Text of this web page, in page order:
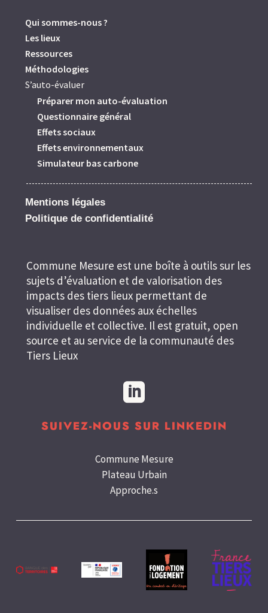
Qui sommes-nous ?
Les lieux
Ressources
Méthodologies
S’auto-évaluer
Préparer mon auto-évaluation
Questionnaire général
Effets sociaux
Effets environnementaux
Simulateur bas carbone
Mentions légales
Politique de confidentialité
Commune Mesure est une boîte à outils sur les
sujets d’évaluation et de valorisation des
impacts des tiers lieux permettant de
visualiser des données aux échelles
individuelle et collective. Il est gratuit, open
source et au service de la communauté des
Tiers Lieux

SUIVEZ-NOUS SUR LINKEDIN
Commune Mesure
Plateau Urbain
Approche.s